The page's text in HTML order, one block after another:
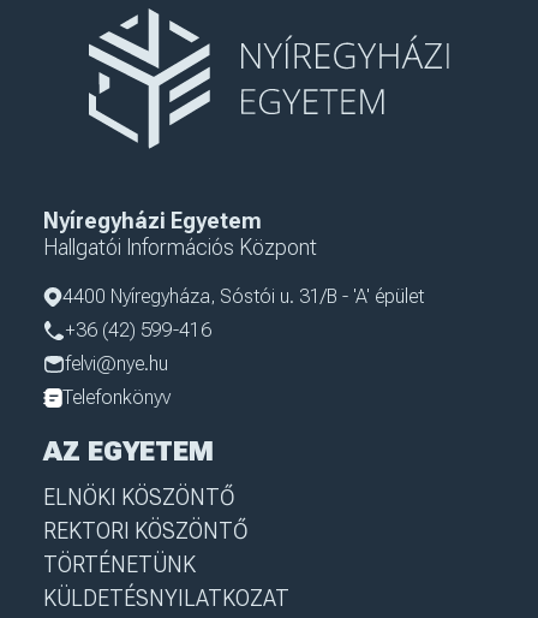
Nyíregyházi Egyetem
Hallgatói Információs Központ
4400 Nyíregyháza, Sóstói u. 31/B - 'A' épület
+36 (42) 599-416
felvi@nye.hu
Telefonkönyv
AZ EGYETEM
ELNÖKI KÖSZÖNTŐ
REKTORI KÖSZÖNTŐ
TÖRTÉNETÜNK
KÜLDETÉSNYILATKOZAT